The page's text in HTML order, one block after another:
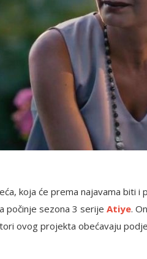
koja će prema najavama biti
počinje sezona 3 serije Atiye.
ovog projekta obećavaju